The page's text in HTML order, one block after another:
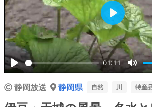
Play
01:11
Mute
Play
静岡放送 静岡県 自然 川 特産